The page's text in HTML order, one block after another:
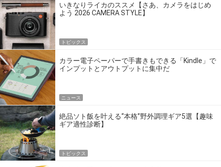
いきなりライカのススメ【さあ、カメラをはじめ
よう 2026 CAMERA STYLE】
トピックス
カラー電子ペーパーで手書きもできる「Kindle」で
インプットとアウトプットに集中だ
ニュース
絶品ソト飯を叶える“本格”野外調理ギア5選【趣味
ギア適性診断】
トピックス